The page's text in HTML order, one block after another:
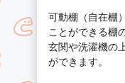
可動棚（自在棚
ことができる棚
玄関や洗濯機の
ができます。